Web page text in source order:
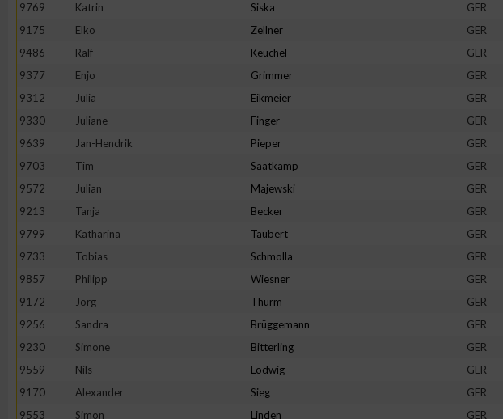
9769
Katrin Siska GER
9175
Elko Zellner GER
9486
Ralf Keuchel GER
9377
Enjo Grimmer GER
9312
Julia Eikmeier GER
9330
Juliane Finger GER
9639
Jan-Hendrik Pieper GER
9703
Tim Saatkamp GER
9572
Julian Majewski GER
9213
Tanja Becker GER
9799
Katharina Taubert GER
9733
Tobias Schmolla GER
9857
Philipp Wiesner GER
9172
Jörg Thurm GER
9256
Sandra Brüggemann GER
9230
Simone Bitterling GER
9559
Nils Lodwig GER
9170
Alexander Sieg GER
9553
Simon Linden GER
Verwendung reduzierter Daten zur Auswahl von Inhalten
Verwendung genauer Standortdaten
Geräte anhand von aktiv angeforderten Informationen identifizieren
Notwendig
Performance
Werbung